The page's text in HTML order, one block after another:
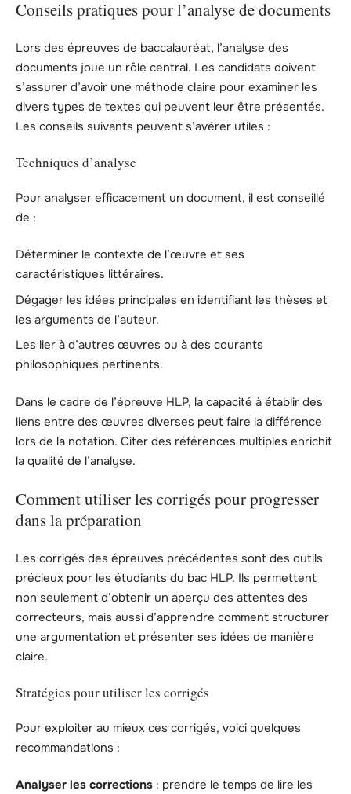
Conseils pratiques pour l’analyse de documents
Lors des épreuves de baccalauréat, l’analyse des
documents joue un rôle central. Les candidats doivent
s’assurer d’avoir une méthode claire pour examiner les
divers types de textes qui peuvent leur être présentés.
Les conseils suivants peuvent s’avérer utiles :
Techniques d’analyse
Pour analyser efficacement un document, il est conseillé
de :
Déterminer le contexte de l’œuvre et ses
caractéristiques littéraires.
Dégager les idées principales en identifiant les thèses et
les arguments de l’auteur.
Les lier à d’autres œuvres ou à des courants
philosophiques pertinents.
Dans le cadre de l’épreuve HLP, la capacité à établir des
liens entre des œuvres diverses peut faire la différence
lors de la notation. Citer des références multiples enrichit
la qualité de l’analyse.
Comment utiliser les corrigés pour progresser
dans la préparation
Les corrigés des épreuves précédentes sont des outils
précieux pour les étudiants du bac HLP. Ils permettent
non seulement d’obtenir un aperçu des attentes des
correcteurs, mais aussi d’apprendre comment structurer
une argumentation et présenter ses idées de manière
claire.
Stratégies pour utiliser les corrigés
Pour exploiter au mieux ces corrigés, voici quelques
recommandations :
Analyser les corrections : prendre le temps de lire les